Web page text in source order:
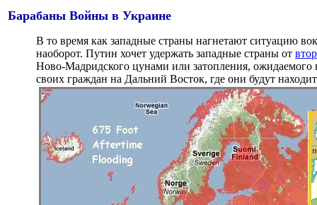
Барабаны Войны в Украине
В то время как западные страны нагнетают ситуацию
наоборот. Путин хочет удержать западные страны от
Ново-Мадридского цунами или затопления, ожидаемого
своих граждан на Дальний Восток, где они будут